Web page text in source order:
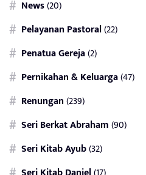
News(20)
Pelayanan Pastoral(22)
Penatua Gereja(2)
Pernikahan & Keluarga(47)
Renungan(239)
Seri Berkat Abraham(90)
Seri Kitab Ayub(32)